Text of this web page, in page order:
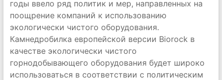
годы ввело ряд политик и мер, направленных на
поощрение компаний к использованию
экологически чистого оборудования.
Камнедробилка европейской версии Biorock в
качестве экологически чистого
горнодобывающего оборудования будет широко
использоваться в соответствии с политическим